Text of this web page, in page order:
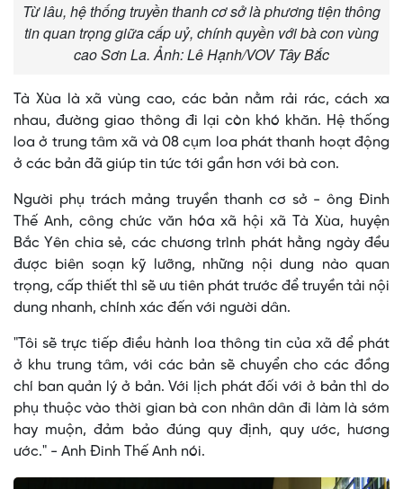
Từ lâu, hệ thống truyền thanh cơ sở là phương tiện thông
tin quan trọng giữa cấp uỷ, chính quyền với bà con vùng
cao Sơn La. Ảnh: Lê Hạnh/VOV Tây Bắc
Tà Xùa là xã vùng cao, các bản nằm rải rác, cách xa
nhau, đường giao thông đi lại còn khó khăn. Hệ thống
loa ở trung tâm xã và 08 cụm loa phát thanh hoạt động
ở các bản đã giúp tin tức tới gần hơn với bà con.
Người phụ trách mảng truyền thanh cơ sở - ông Đinh
Thế Anh, công chức văn hóa xã hội xã Tà Xùa, huyện
Bắc Yên chia sẻ, các chương trình phát hằng ngày đều
được biên soạn kỹ lưỡng, những nội dung nào quan
trọng, cấp thiết thì sẽ ưu tiên phát trước để truyền tải nội
dung nhanh, chính xác đến với người dân.
"Tôi sẽ trực tiếp điều hành loa thông tin của xã để phát
ở khu trung tâm, với các bản sẽ chuyển cho các đồng
chí ban quản lý ở bản. Với lịch phát đối với ở bản thì do
phụ thuộc vào thời gian bà con nhân dân đi làm là sớm
hay muộn, đảm bảo đúng quy định, quy ước, hương
ước." - Anh Đinh Thế Anh nói.